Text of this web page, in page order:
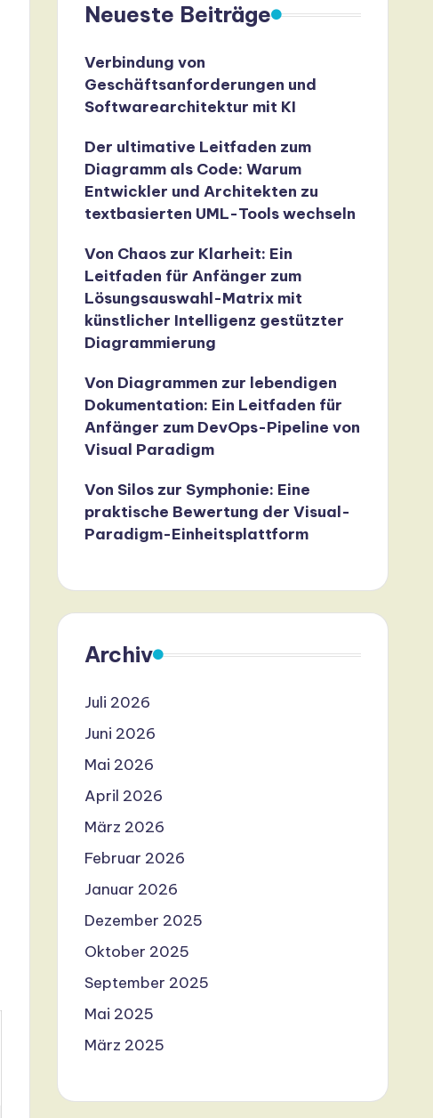
Neueste Beiträge
Verbindung von
Geschäftsanforderungen und
Softwarearchitektur mit KI
Der ultimative Leitfaden zum
Diagramm als Code: Warum
Entwickler und Architekten zu
textbasierten UML-Tools wechseln
Von Chaos zur Klarheit: Ein
Leitfaden für Anfänger zum
Lösungsauswahl-Matrix mit
künstlicher Intelligenz gestützter
Diagrammierung
Von Diagrammen zur lebendigen
Dokumentation: Ein Leitfaden für
Anfänger zum DevOps-Pipeline von
Visual Paradigm
Von Silos zur Symphonie: Eine
praktische Bewertung der Visual-
Paradigm-Einheitsplattform
Archiv
Juli 2026
Juni 2026
Mai 2026
April 2026
März 2026
Februar 2026
Januar 2026
Dezember 2025
Oktober 2025
September 2025
Mai 2025
März 2025